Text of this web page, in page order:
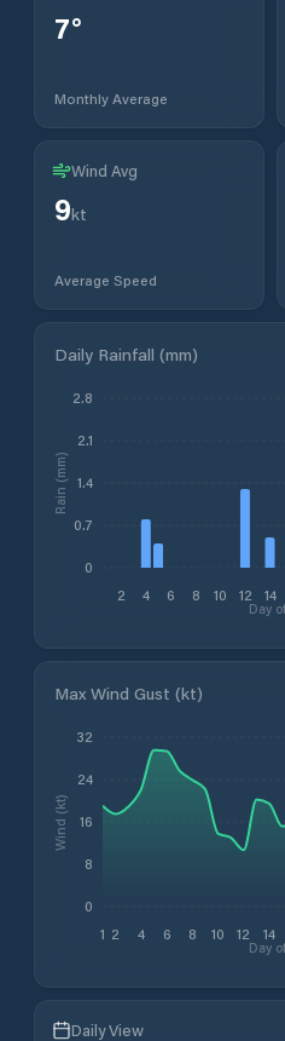
7°
Monthly Average
Wind Avg
9kt
Average Speed
Daily Rainfall (mm)
2 4 6 8 10 12 14
Day
0
0.7
1.4
2.1
2.8
Rain (mm)
Max Wind Gust (kt)
1 2 4 6 8 10 12 14
Day
0
8
16
24
32
Wind (kt)
Daily View